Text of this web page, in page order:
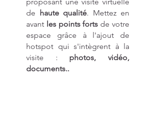
de haute qualité. Mettez en
avant les points forts de votre
espace grâce à l'ajout de
hotspot qui s'intègrent à la
visite : photos, vidéo,
documents..